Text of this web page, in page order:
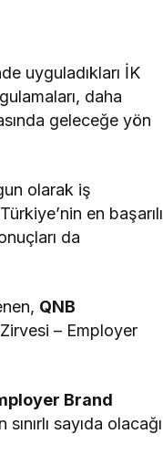
uyguladıkları İK
daha
geleceğe yön
olarak iş
en başarılı
da
QNB
– Employer
Brand
sayıda olacağı